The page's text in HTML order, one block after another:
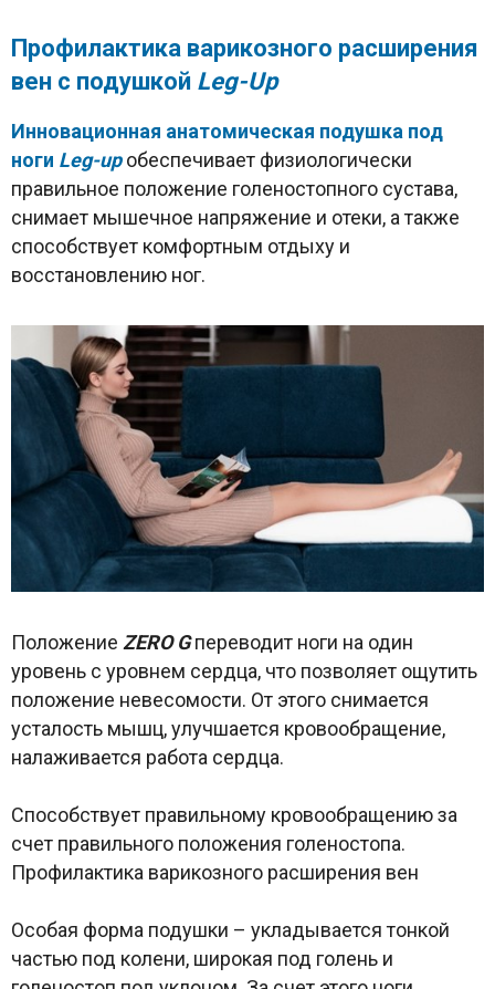
Профилактика варикозного расширения
вен с подушкой Leg-Up
Инновационная анатомическая подушка под
ноги Leg-up обеспечивает физиологически
правильное положение голеностопного сустава,
снимает мышечное напряжение и отеки, а также
способствует комфортным отдыху и
восстановлению ног.
Положение ZERO Gпереводит ноги на один
уровень с уровнем сердца, что позволяет ощутить
положение невесомости. От этого снимается
усталость мышц, улучшается кровообращение,
налаживается работа сердца.
Способствует правильному кровообращению за
счет правильного положения голеностопа.
Профилактика варикозного расширения вен
Особая форма подушки – укладывается тонкой
частью под колени, широкая под голень и